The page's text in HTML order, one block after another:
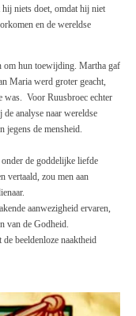
hij niets doet, omdat hij niet
en de wereldse
om hun toewijding. Martha gaf
Maria werd groter geacht,
was. Voor Ruusbroec echter
analyse naar wereldse
jegens de mensheid.
de goddelijke liefde
vertaald, zou men aan
aanwezigheid ervaren,
van de Godheid.
beeldenloze naaktheid